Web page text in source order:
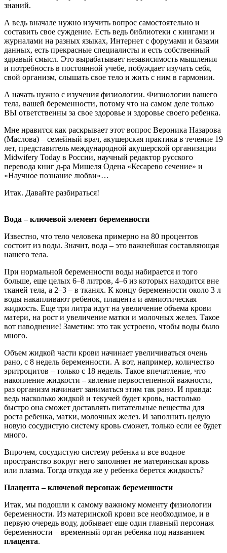
знаний.
А ведь вначале нужно изучить вопрос самостоятельно и
составить свое суждение. Есть ведь библиотеки с книгами и
журналами на разных языках, Интернет с форумами и базами
данных, есть прекрасные специалисты и есть собственный
здравый смысл. Это вырабатывает независимость мышления
и потребность в постоянной учебе, побуждает изучать себя,
свой организм, слышать свое тело и жить с ним в гармонии.
А начать нужно с изучения физиологии. Физиологии вашего
тела, вашей беременности, потому что на самом деле только
ВЫ ответственны за свое здоровье и здоровье своего ребенка.
Мне нравится как раскрывает этот вопрос Вероника Назарова
(Маслова) – семейный врач, акушерская практика в течение 19
лет, представитель международной акушерской организации
Midwifery Today в России, научный редактор русского
перевода книг д-ра Мишеля Одена «Кесарево сечение» и
«Научное познание любви»…
Итак. Давайте разбираться!
Вода – ключевой элемент беременности
Известно, что тело человека примерно на 80 процентов
состоит из воды. Значит, вода – это важнейшая составляющая
нашего тела.
При нормальной беременности воды набирается и того
больше, еще целых 6–8 литров, 4–6 из которых находится вне
тканей тела, а 2–3 – в тканях. К концу беременности около 3 л
воды накапливают ребенок, плацента и амниотическая
жидкость. Еще три литра идут на увеличение объема крови
матери, на рост и увеличение матки и молочных желез. Такое
вот наводнение! Заметим: это так устроено, чтобы воды было
много.
Объем жидкой части крови начинает увеличиваться очень
рано, с 8 недель беременности. А вот, например, количество
эритроцитов – только с 18 недель. Такое впечатление, что
накопление жидкости – явление первостепенной важности,
раз организм начинает заниматься этим так рано. И правда:
ведь насколько жидкой и текучей будет кровь, настолько
быстро она сможет доставлять питательные вещества для
роста ребенка, матки, молочных желез. И заполнить целую
новую сосудистую систему кровь сможет, только если ее будет
много.
Впрочем, сосудистую систему ребенка и все водное
пространство вокруг него заполняет не материнская кровь
или плазма. Тогда откуда же у ребенка берется жидкость?
Плацента – ключевой персонаж беременности
Итак, мы подошли к самому важному моменту физиологии
беременности. Из материнской крови все необходимое, и в
первую очередь воду, добывает еще один главный персонаж
беременности – временный орган ребенка под названием
плацента.